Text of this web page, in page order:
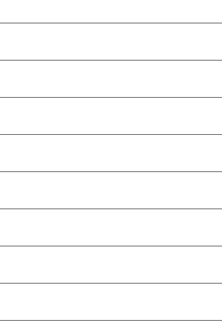
Województwo kujawsko-
Województwo świętokrzyskie
Județul Argeș
Белгородская область
Нижегородская область
Республика Дагестан
Томская область
Al Madinah Province
Al
Northern Borders Province
Košický kraj
Ljubljana
Војводина
Тенеси Бен
місто Київ